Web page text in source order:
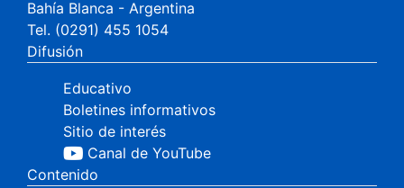
Bahía Blanca - Argentina
Tel. (0291) 455 1054
Difusión
Educativo
Boletines informativos
Sitio de interés
Canal de YouTube
Contenido